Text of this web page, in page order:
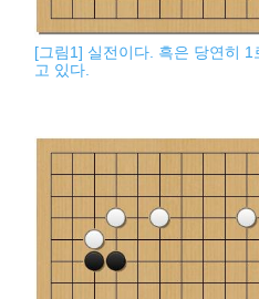
[그림1] 실전이다. 흑은 당연히
고 있다.